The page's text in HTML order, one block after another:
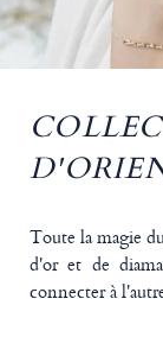
Toute la magie
d'or et de
connecter à